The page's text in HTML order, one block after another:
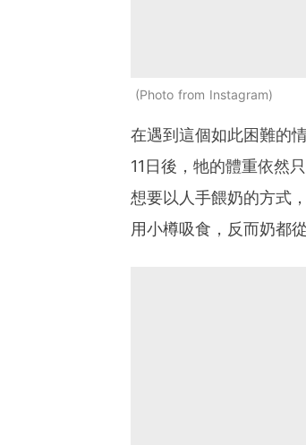
Photo from Instagram
在遇到這個如此困難的
11日後，牠的體重依然
想要以人手餵奶的方式
用小樽吸食，反而奶都